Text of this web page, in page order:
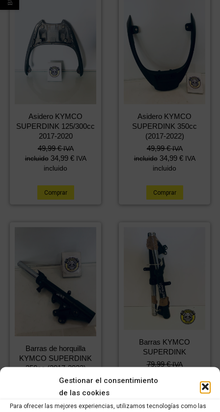
Gestionar el consentimiento
de las cookies
Para ofrecer las mejores experiencias, utilizamos tecnologías como las
Asidero KYMCO
SUPERDINK 125/300cc
2017-2020
49,99€ IVA
incluido 34,99 € IVA
incluido
Comprar
Asidero KYMCO
SUPERDINK 350cc
(2017-2022)
49,99€ IVA
incluido 34,99 € IVA
incluido
Comprar
Barras de horquilla
KYMCO SUPERDINK
350cc (2017-2022)
€ IVA
70,00 € IVA
Barras KYMCO
SUPERDINK
79,99€ IVA
incluido
Comprar